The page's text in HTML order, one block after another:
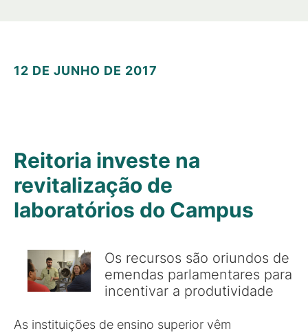
12 DE JUNHO DE 2017
Reitoria investe na
revitalização de
laboratórios do Campus
Os recursos são oriundos de
emendas parlamentares para
incentivar a produtividade
As instituições de ensino superior vêm